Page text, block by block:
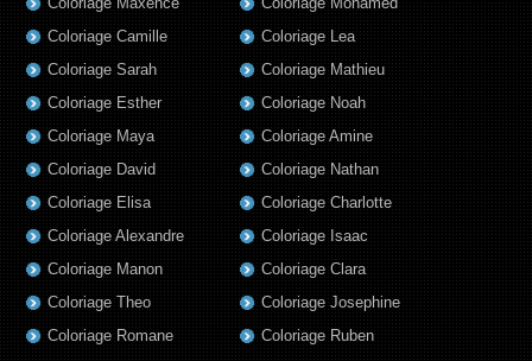
Coloriage Camille
Coloriage Sarah
Coloriage Esther
Coloriage Maya
Coloriage David
Coloriage Elisa
Coloriage Alexandre
Coloriage Manon
Coloriage Theo
Coloriage Romane
Coloriage Lea
Coloriage Mathieu
Coloriage Noah
Coloriage Amine
Coloriage Nathan
Coloriage Charlotte
Coloriage Isaac
Coloriage Clara
Coloriage Josephine
Coloriage Ruben